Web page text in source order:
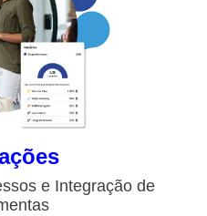
e Integração de